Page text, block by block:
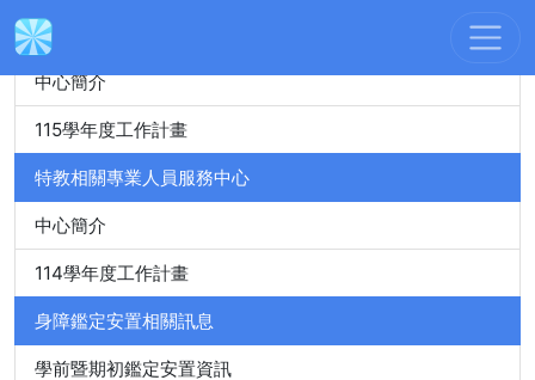
身心障礙特殊教育資源中心
中心簡介
115學年度工作計畫
特教相關專業人員服務中心
中心簡介
114學年度工作計畫
身障鑑定安置相關訊息
學前暨期初鑑定安置資訊